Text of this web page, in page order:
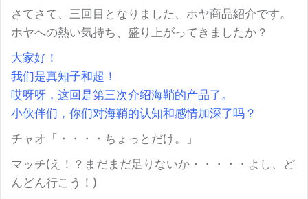
さてさて、三回目となりました、ホヤ商品紹介です。
ホヤへの熱い気持ち、盛り上がってきましたか？
大家好！
我们是真知子和超！
哎呀呀，这回是第三次介绍海鞘的产品了。
小伙伴们，你们对海鞘的认知和感情加深了吗？
チャオ「・・・・ちょっとだけ。」
マッチ(え！？まだまだ足りないか・・・・・よし、ど
んどん行こう！)